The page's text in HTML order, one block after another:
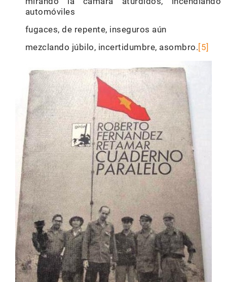
automóviles
fugaces, de repente, inseguros aún
mezclando júbilo, incertidumbre, asombro. [5]